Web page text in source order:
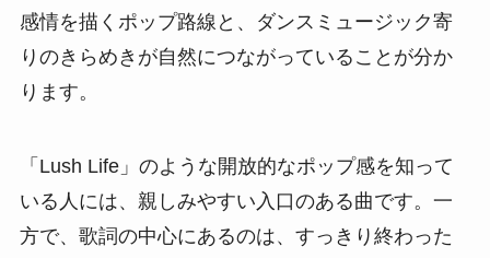
感情を描くポップ路線と、ダンスミュージック寄
りのきらめきが自然につながっていることが分か
ります。
「Lush Life」のような開放的なポップ感を知って
いる人には、親しみやすい入口のある曲です。一
方で、歌詞の中心にあるのは、すっきり終わった